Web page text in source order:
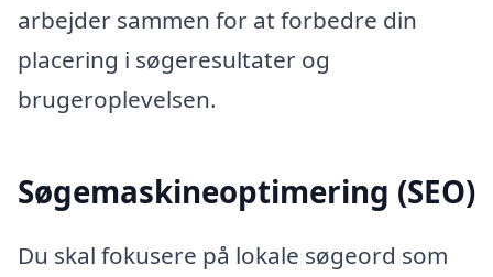
arbejder sammen for at forbedre din
placering i søgeresultater og
brugeroplevelsen.
Søgemaskineoptimering (SEO)
Du skal fokusere på lokale søgeord som